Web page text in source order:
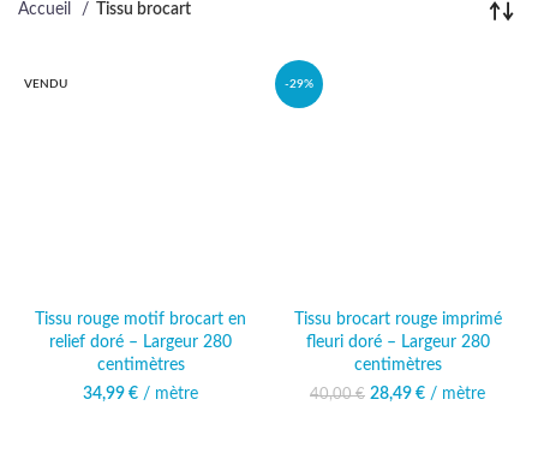
Accueil Tissu brocart
VENDU
Tissu rouge motif brocart en
relief doré – Largeur 280
centimètres
34,99 € / mètre
-29%
Tissu brocart rouge imprimé
fleuri doré – Largeur 280
centimètres
40,00€
Le prix initial était :
28,49 €
Le prix
/ mètre